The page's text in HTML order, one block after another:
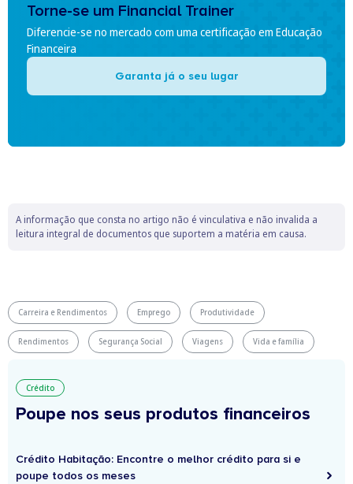
Torne-se um Financial Trainer
Diferencie-se no mercado com uma certificação em Educação
Financeira
Garanta já o seu lugar
A informação que consta no artigo não é vinculativa e não invalida a
leitura integral de documentos que suportem a matéria em causa.
Carreira e Rendimentos Emprego Produtividade
Rendimentos Segurança Social Viagens Vida e família
Crédito
Poupe nos seus produtos financeiros
Crédito Habitação: Encontre o melhor crédito para si e
poupe todos os meses